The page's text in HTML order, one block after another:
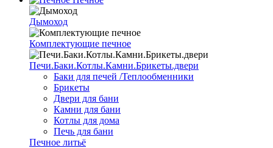
Дымоход
Комплектующие печное
Печи.Баки.Котлы.Камни.Брикеты.двери
Баки для печей /Теплообменники
Брикеты
Двери для бани
Камни для бани
Котлы для дома
Печь для бани
Печное литьё